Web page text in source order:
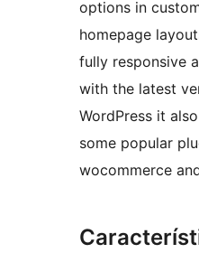
options in
homepage
fully responsive
with the latest
WordPress it
some popular
wocommerce